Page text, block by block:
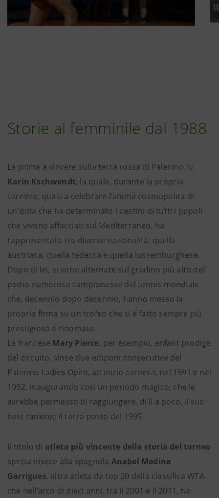
Storie al femminile dal 1988
La prima a vincere sulla terra rossa di Palermo fu
Karin Kschwendt, la quale, durante la propria
carriera, quasi a celebrare l’anima cosmopolita di
un’isola che ha determinato i destini di tutti i popoli
che vivono affacciati sul Mediterraneo, ha
rappresentato tre diverse nazionalità: quella
austriaca, quella tedesca e quella lussemburghese.
Dopo di lei, si sono alternate sul gradino più alto del
podio numerose campionesse del tennis mondiale
che, decennio dopo decennio, hanno messo la
propria firma su un trofeo che si è fatto sempre più
prestigioso e rinomato.
La francese Mary Pierce, per esempio, enfant prodige
del circuito, vinse due edizioni consecutive del
Palermo Ladies Open, ad inizio carriera, nel 1991 e nel
1992, inaugurando così un periodo magico, che le
avrebbe permesso di raggiungere, di lì a poco, il suo
best ranking: il terzo posto del 1995.
Il titolo di atleta più vincente della storia del torneo
spetta invece alla spagnola Anabel Medina
Garrigues, altra atleta da top 20 della classifica WTA,
che nell’arco di dieci anni, tra il 2001 e il 2011, ha